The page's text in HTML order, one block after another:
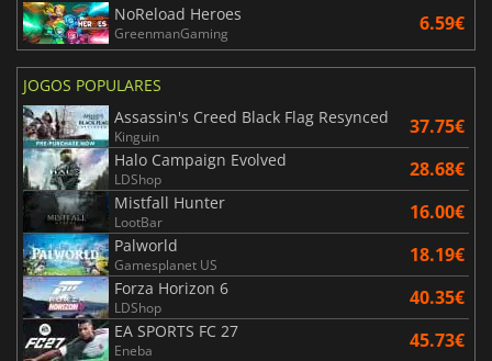
NoReload Heroes
GreenmanGaming 6.59€
JOGOS POPULARES
Assassin's Creed Black Flag Resynced
Kinguin 37.75€
Halo Campaign Evolved
LDShop 28.68€
Mistfall Hunter
LootBar 16.00€
Palworld
Gamesplanet US 18.19€
Forza Horizon 6
LDShop 40.35€
EA SPORTS FC 27
Eneba 45.73€